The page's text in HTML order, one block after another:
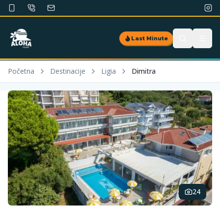
Last Minute
Početna Destinacije Ligia Dimitra
24